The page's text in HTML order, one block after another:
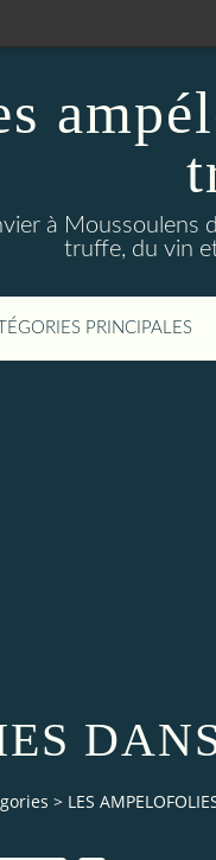
à
truffe, du vin
PRINCIPALES
> LES